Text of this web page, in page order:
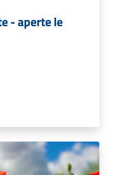
- aperte le